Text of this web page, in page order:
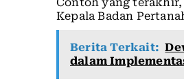
Kepala Badan
Berita Terkait:
dalam